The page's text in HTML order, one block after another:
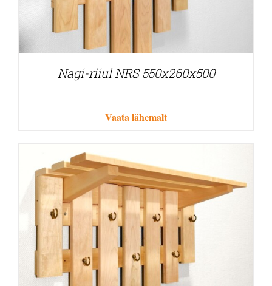
Nagi-riiul NRS 550x260x500
Vaata lähemalt